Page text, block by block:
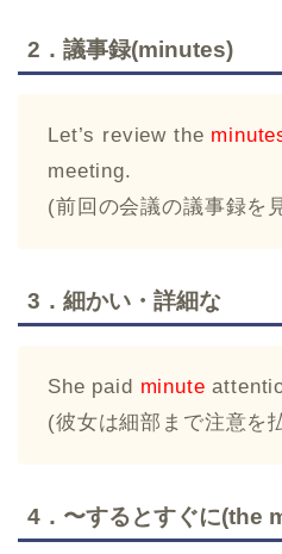
2．議事録(minutes)
Let’s review the
meeting.
(前回の会議の議事録を
3．細かい・詳細な
She paid minute
(彼女は細部まで注意を
4．〜するとすぐに(the